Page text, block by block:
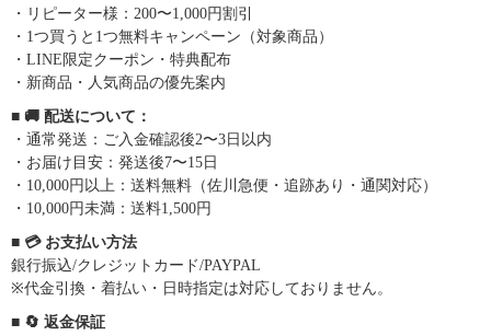
・リピーター様：200〜1,000円割引
・1つ買うと1つ無料キャンペーン（対象商品）
・LINE限定クーポン・特典配布
・新商品・人気商品の優先案内
■ 🚚 配送について：
・通常発送：ご入金確認後2〜3日以内
・お届け目安：発送後7〜15日
・10,000円以上：送料無料（佐川急便・追跡あり・通関対応）
・10,000円未満：送料1,500円
■ 💳 お支払い方法
銀行振込/クレジットカード/PAYPAL
※代金引換・着払い・日時指定は対応しておりません。
■ 🔄 返金保証